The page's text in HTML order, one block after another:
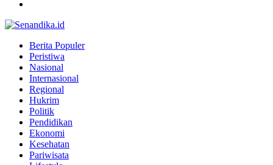
Berita Populer
Peristiwa
Nasional
Internasional
Regional
Hukrim
Politik
Pendidikan
Ekonomi
Kesehatan
Pariwisata